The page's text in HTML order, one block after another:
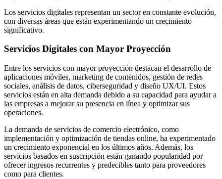
Los servicios digitales representan un sector en constante evolución,
con diversas áreas que están experimentando un crecimiento
significativo.
Servicios Digitales con Mayor Proyección
Entre los servicios con mayor proyección destacan el desarrollo de
aplicaciones móviles, marketing de contenidos, gestión de redes
sociales, análisis de datos, ciberseguridad y diseño UX/UI. Estos
servicios están en alta demanda debido a su capacidad para ayudar a
las empresas a mejorar su presencia en línea y optimizar sus
operaciones.
La demanda de servicios de comercio electrónico, como
implementación y optimización de tiendas online, ha experimentado
un crecimiento exponencial en los últimos años. Además, los
servicios basados en suscripción están ganando popularidad por
ofrecer ingresos recurrentes y predecibles tanto para proveedores
como para clientes.